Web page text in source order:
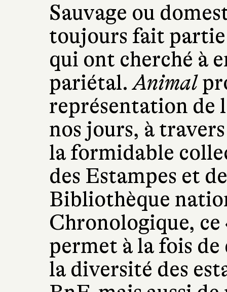
Sauvage ou
toujours fait partie
qui ont cherché à
pariétal.Animal
représentation de
nos jours, à
la formidable
des Estampes et
Bibliothèque
Chronologique,
permet à la fois
la diversité des